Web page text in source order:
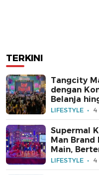
TERKINI
Tangcity
dengan
Belanja
LIFESTYLE 4
Supermal
Man Brand
Main,
LIFESTYLE 4